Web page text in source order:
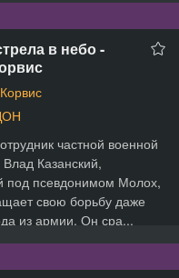
в небо -
частной военной
Казанский,
под псевдонимом Молох,
свою борьбу даже
из армии. Он сра...